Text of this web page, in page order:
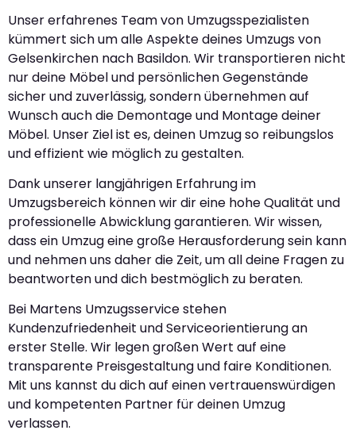
Unser erfahrenes Team von Umzugsspezialisten
kümmert sich um alle Aspekte deines Umzugs von
Gelsenkirchen nach Basildon. Wir transportieren nicht
nur deine Möbel und persönlichen Gegenstände
sicher und zuverlässig, sondern übernehmen auf
Wunsch auch die Demontage und Montage deiner
Möbel. Unser Ziel ist es, deinen Umzug so reibungslos
und effizient wie möglich zu gestalten.
Dank unserer langjährigen Erfahrung im
Umzugsbereich können wir dir eine hohe Qualität und
professionelle Abwicklung garantieren. Wir wissen,
dass ein Umzug eine große Herausforderung sein kann
und nehmen uns daher die Zeit, um all deine Fragen zu
beantworten und dich bestmöglich zu beraten.
Bei Martens Umzugsservice stehen
Kundenzufriedenheit und Serviceorientierung an
erster Stelle. Wir legen großen Wert auf eine
transparente Preisgestaltung und faire Konditionen.
Mit uns kannst du dich auf einen vertrauenswürdigen
und kompetenten Partner für deinen Umzug
verlassen.